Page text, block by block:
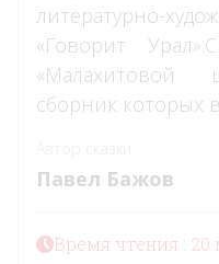
литературно-
«Говорит
«Малахитовой
сборник которых
Павел Бажов
Время чтения : 20